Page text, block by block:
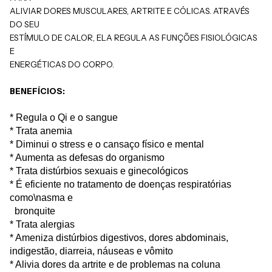
ALIVIAR DORES MUSCULARES, ARTRITE E CÓLICAS. ATRAVÉS
DO SEU
ESTÍMULO DE CALOR, ELA REGULA AS FUNÇÕES FISIOLÓGICAS
E
ENERGÉTICAS DO CORPO.
BENEFÍCIOS:
* Regula o Qi e o sangue
* Trata anemia
* Diminui o stress e o cansaço físico e mental
* Aumenta as defesas do organismo
* Trata distúrbios sexuais e ginecológicos
* É eficiente no tratamento de doenças respiratórias
como\nasma e
bronquite
* Trata alergias
* Ameniza distúrbios digestivos, dores abdominais,
indigestão, diarreia, náuseas e vômito
* Alivia dores da artrite e de problemas na coluna